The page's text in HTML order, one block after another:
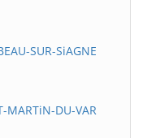
SUR-SiAGNE
DU-VAR